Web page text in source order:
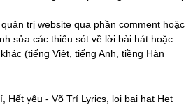
trị website qua phần comment hoặc
sửa các thiếu sót về lời bài hát hoặc
(tiếng Việt, tiếng Anh, tiềng Hàn
Hết yêu - Võ Trí Lyrics, loi bai hat Het